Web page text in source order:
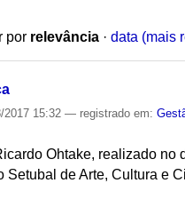
por relevância · data (mais
2017 15:32— registrado em:
Ohtake, realizado no
de Arte, Cultura e